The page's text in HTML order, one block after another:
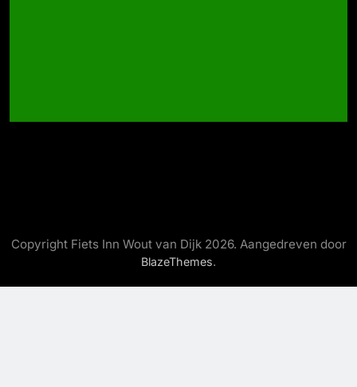
Copyright Fiets Inn Wout van Dijk 2026. Aangedreven door
BlazeThemes.